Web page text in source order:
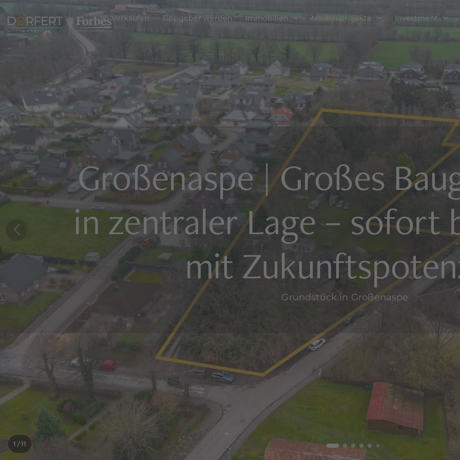
Verkaufen Tippgeber werden Immobilien Neubauprojekte Investment
Großenaspe | Großes
in zentraler Lage – sofort
mit
Grundstück in Großenaspe
1 / 11